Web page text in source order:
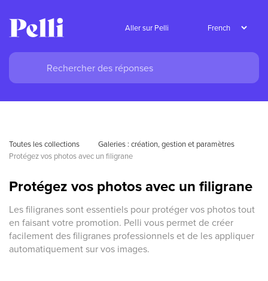
Aller sur Pelli
Toutes les collections
Galeries : création, gestion et paramètres
Protégez vos photos avec un filigrane
Protégez vos photos avec un filigrane
Les filigranes sont essentiels pour protéger vos photos tout
en faisant votre promotion. Pelli vous permet de créer
facilement des filigranes professionnels et de les appliquer
automatiquement sur vos images.